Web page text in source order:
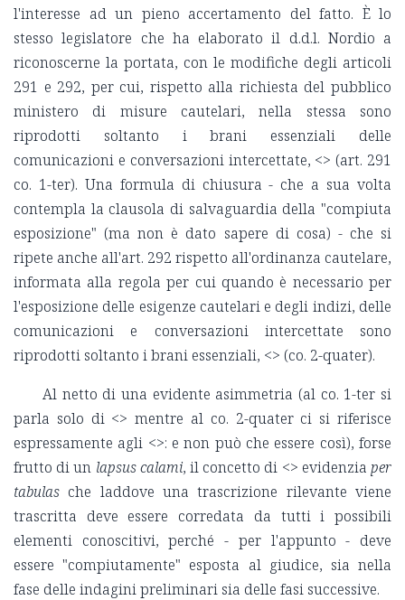
l'interesse ad un pieno accertamento del fatto. È lo
stesso legislatore che ha elaborato il d.d.l. Nordio a
riconoscerne la portata, con le modifiche degli articoli
291 e 292, per cui, rispetto alla richiesta del pubblico
ministero di misure cautelari, nella stessa sono
riprodotti soltanto i brani essenziali delle
comunicazioni e conversazioni intercettate, <> (art. 291
co. 1-ter). Una formula di chiusura - che a sua volta
contempla la clausola di salvaguardia della "compiuta
esposizione" (ma non è dato sapere di cosa) - che si
ripete anche all'art. 292 rispetto all'ordinanza cautelare,
informata alla regola per cui quando è necessario per
l'esposizione delle esigenze cautelari e degli indizi, delle
comunicazioni e conversazioni intercettate sono
riprodotti soltanto i brani essenziali, <> (co. 2-quater).
Al netto di una evidente asimmetria (al co. 1-ter si
parla solo di <> mentre al co. 2-quater ci si riferisce
espressamente agli <>: e non può che essere così), forse
frutto di un lapsus calami, il concetto di <> evidenziaper
tabulas che laddove una trascrizione rilevante viene
trascritta deve essere corredata da tutti i possibili
elementi conoscitivi, perché - per l'appunto - deve
essere "compiutamente" esposta al giudice, sia nella
fase delle indagini preliminari sia delle fasi successive.